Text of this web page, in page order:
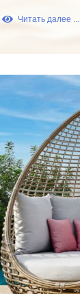
Читать далее ...